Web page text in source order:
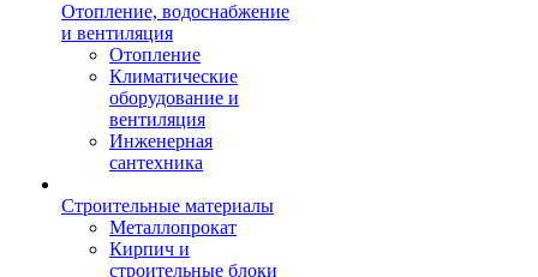
Отопление, водоснабжение
и вентиляция
Отопление
Климатические
оборудование и
вентиляция
Инженерная
сантехника
Строительные материалы
Металлопрокат
Кирпич и
строительные блоки